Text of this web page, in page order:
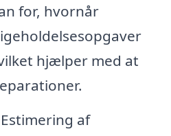
for, hvornår
hjælper med at
Estimering af